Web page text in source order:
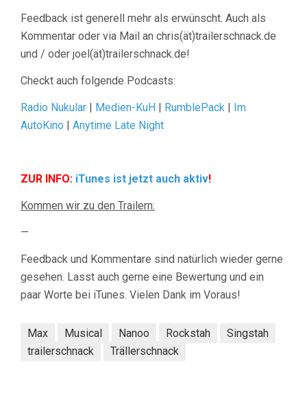
Feedback ist generell mehr als erwünscht. Auch als
Kommentar oder via Mail an chris(ät)trailerschnack.de
und / oder joel(ät)trailerschnack.de!
Checkt auch folgende Podcasts:
Radio Nukular | Medien-KuH | RumblePack | Im
AutoKino | Anytime Late Night
ZUR INFO: iTunes ist jetzt auch aktiv!
Kommen wir zu den Trailern:
—
Feedback und Kommentare sind natürlich wieder gerne
gesehen. Lasst auch gerne eine Bewertung und ein
paar Worte bei iTunes. Vielen Dank im Voraus!
Max Musical Nanoo Rockstah
Singstah
trailerschnack
Trällerschnack